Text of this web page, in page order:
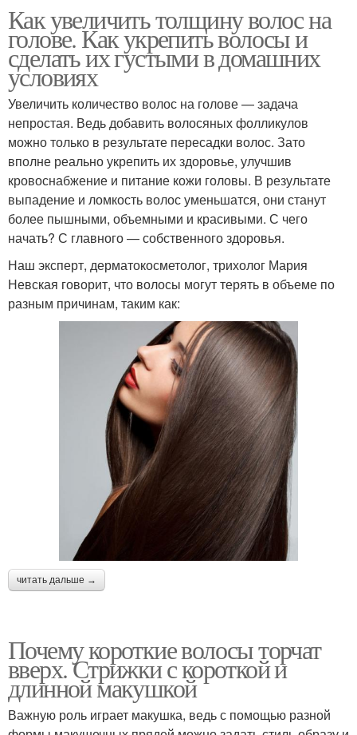
Как увеличить толщину волос на
голове. Как укрепить волосы и
сделать их густыми в домашних
условиях
Увеличить количество волос на голове — задача
непростая. Ведь добавить волосяных фолликулов
можно только в результате пересадки волос. Зато
вполне реально укрепить их здоровье, улучшив
кровоснабжение и питание кожи головы. В результате
выпадение и ломкость волос уменьшатся, они станут
более пышными, объемными и красивыми. С чего
начать? С главного — собственного здоровья.
Наш эксперт, дерматокосметолог, трихолог Мария
Невская говорит, что волосы могут терять в объеме по
разным причинам, таким как:
читать дальше →
Почему короткие волосы торчат
вверх. Стрижки с короткой и
длинной макушкой
Важную роль играет макушка, ведь с помощью разной